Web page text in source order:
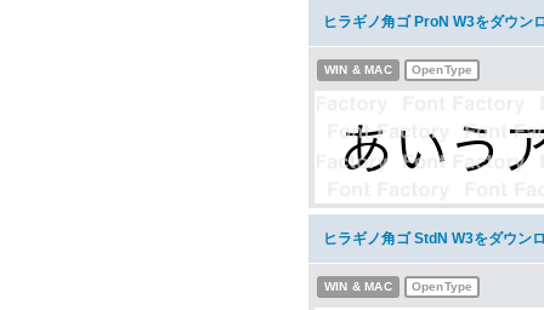
ヒラギノ角ゴ ProN W3をダウン
WIN & MAC OpenType
ヒラギノ角ゴ StdN W3をダウン
WIN & MAC OpenType